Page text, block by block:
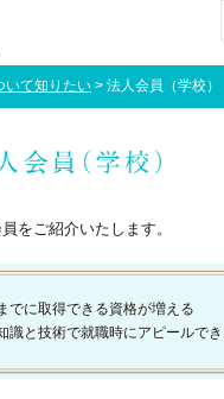
いて知りたい > 法人会員（学校）
をご紹介いたします。
でに取得できる資格が増える
識と技術で就職時にアピールで